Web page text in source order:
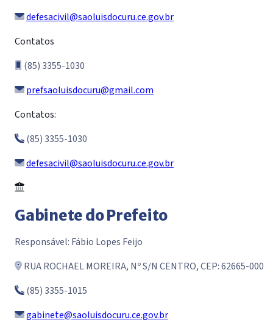
defesacivil@saoluisdocuru.ce.gov.br
Contatos
(85) 3355-1030
prefsaoluisdocuru@gmail.com
Contatos:
(85) 3355-1030
defesacivil@saoluisdocuru.ce.gov.br
Gabinete do Prefeito
Responsável: Fábio Lopes Feijo
RUA ROCHAEL MOREIRA, Nº S/N CENTRO, CEP: 62665-000
(85) 3355-1015
gabinete@saoluisdocuru.ce.gov.br